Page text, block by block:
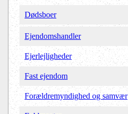
Dødsboer
Ejendomshandler
Ejerlejligheder
Fast ejendom
Forældremyndighed og samvær